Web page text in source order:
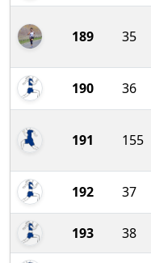
189 35
190 36
191 155
192 37
193 38